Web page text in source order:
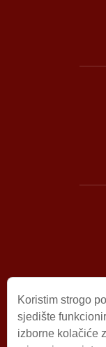
Koristim strogo
sjedište
izborne kolačiće